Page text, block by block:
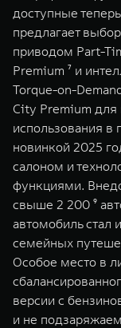
доступные
предлагает
приводом Part-
Premium ⁷ и
Torque-on-
City Premium
использования в
новинкой 2025
салоном и
функциями.
свыше 2 200 ⁹
автомобиль стал
семейных
Особое место в
версии с
и не